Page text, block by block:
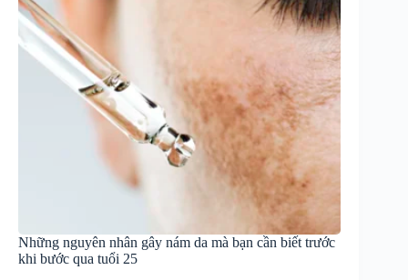
Những nguyên nhân gây nám da mà bạn cần biết trước
khi bước qua tuổi 25